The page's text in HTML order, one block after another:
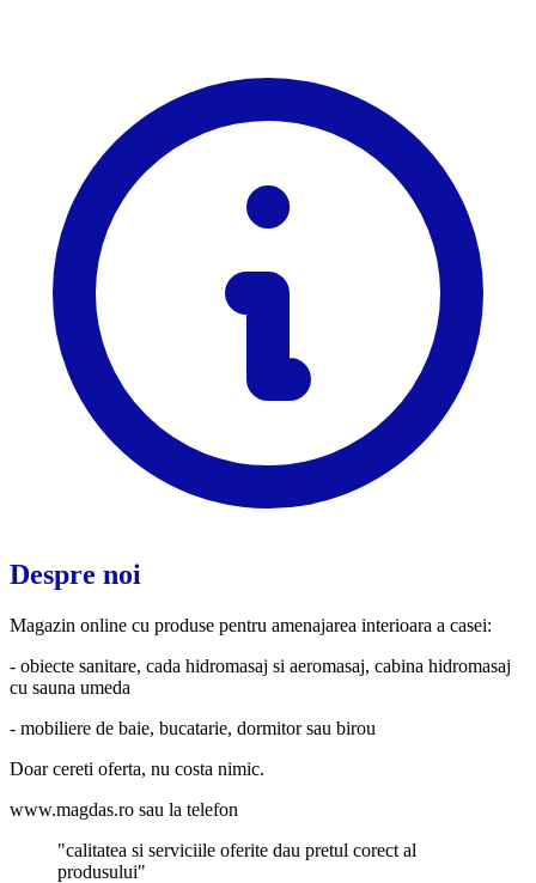
Despre noi
Magazin online cu produse pentru amenajarea interioara a casei:
- obiecte sanitare, cada hidromasaj si aeromasaj, cabina hidromasaj
cu sauna umeda
- mobiliere de baie, bucatarie, dormitor sau birou
Doar cereti oferta, nu costa nimic.
www.magdas.ro sau la telefon
"calitatea si serviciile oferite dau pretul corect al
produsului"